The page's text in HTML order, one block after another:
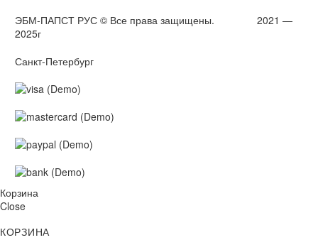
ЭБМ-ПАПСТ РУС © Все права защищены. 2021 —
2025г
Санкт-Петербург
Корзина
Close
КОРЗИНА